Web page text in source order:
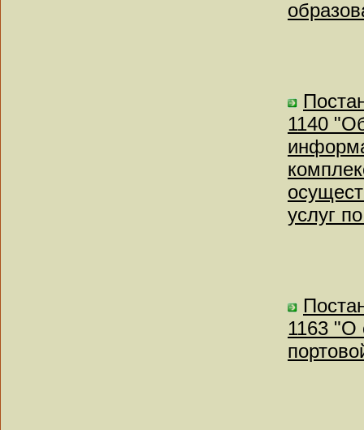
1140
услуг
1163 "О